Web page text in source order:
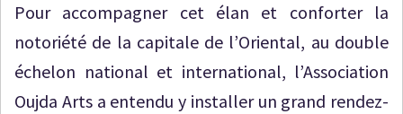
Pour accompagner cet élan et conforter la
notoriété de la capitale de l’Oriental, au double
échelon national et international, l’Association
Oujda Arts a entendu y installer un grand rendez-